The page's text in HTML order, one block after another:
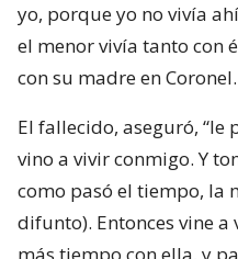
yo, porque yo no vivía
el menor vivía tanto con
con su madre en Coronel.
El fallecido, aseguró, “le
vino a vivir conmigo. Y
como pasó el tiempo, la
difunto). Entonces vine a